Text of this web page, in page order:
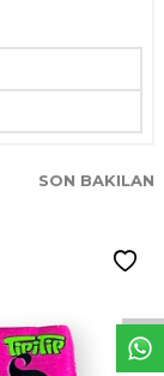
W
h
t
s
p
p
D
e
s
e
H
a
t
t
SON